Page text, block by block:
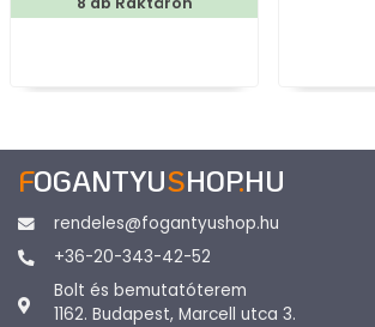
FOGANTYUSHOP.HU
rendeles@fogantyushop.hu
+36-20-343-42-52
Bolt és bemutatóterem
1162. Budapest, Marcell utca 3.